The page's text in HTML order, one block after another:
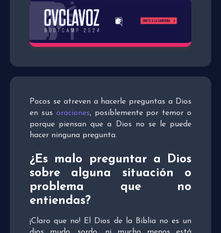
Pocos se atreven a hacerle preguntas a Dios
en sus oraciones, posiblemente por temor o
porque piensan que a Dios no se le puede
hacer ninguna pregunta.
¿Es malo preguntar a Dios
sobre alguna situación o
problema que no
entiendas?
¡Claro que no! El Dios de la Biblia no es un